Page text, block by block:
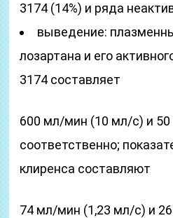
3174 (14%) и ряда
выведение:
лозартана и его
3174 составляет
600 мл/мин (10 мл/с) и
соответственно;
клиренса составляют
74 мл/мин (1,23 мл/с) и